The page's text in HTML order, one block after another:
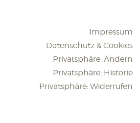
Impressum
Datenschutz & Cookies
Privatsphäre: Ändern
Privatsphäre: Historie
Privatsphäre: Widerrufen